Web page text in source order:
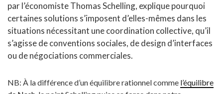
par l’économiste Thomas Schelling, explique pourquoi
certaines solutions s’imposent d’elles-mêmes dans les
situations nécessitant une coordination collective, qu’il
s’agisse de conventions sociales, de design d’interfaces
ou de négociations commerciales.​​​​​​​​​​​​​​
NB: À la différence d’un équilibre rationnel comme l’équilibre